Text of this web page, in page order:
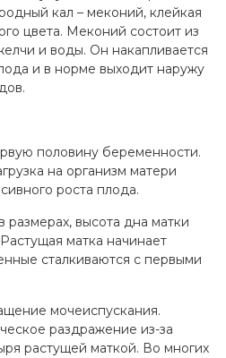
кал – меконий, клейкая
цвета. Меконий состоит из
и воды. Он накапливается
и в норме выходит наружу
половину беременности.
на организм матери
роста плода.
размерах, высота дна матки
матка начинает
сталкиваются с первыми
мочеиспускания.
раздражение из-за
растущей маткой. Во многих